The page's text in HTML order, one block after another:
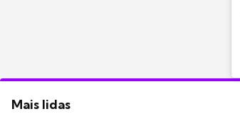
Mais lidas